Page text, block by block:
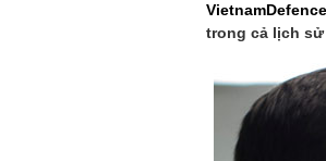
VietnamDefence
trong cả lịch